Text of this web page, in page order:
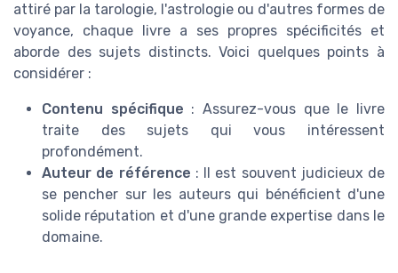
attiré par la tarologie, l'astrologie ou d'autres formes de
voyance, chaque livre a ses propres spécificités et
aborde des sujets distincts. Voici quelques points à
considérer :
Contenu spécifique : Assurez-vous que le livre
traite des sujets qui vous intéressent
profondément.
Auteur de référence : Il est souvent judicieux de
se pencher sur les auteurs qui bénéficient d'une
solide réputation et d'une grande expertise dans le
domaine.